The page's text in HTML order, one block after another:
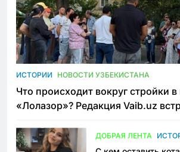
ИСТОРИИ НОВОСТИ УЗБЕКИСТАНА
Что происходит вокруг стройки
«Лолазор»? Редакция Vaib.uz
ДОБРАЯ ЛЕНТА